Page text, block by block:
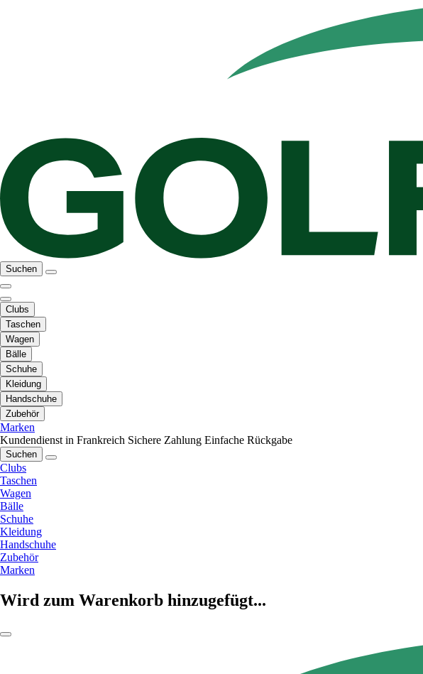
Suchen
Clubs
Taschen
Wagen
Bälle
Schuhe
Kleidung
Handschuhe
Zubehör
Marken
Kundendienst in Frankreich Sichere Zahlung Einfache Rückgabe
Suchen
Clubs
Taschen
Wagen
Bälle
Schuhe
Kleidung
Handschuhe
Zubehör
Marken
Wird zum Warenkorb hinzugefügt...